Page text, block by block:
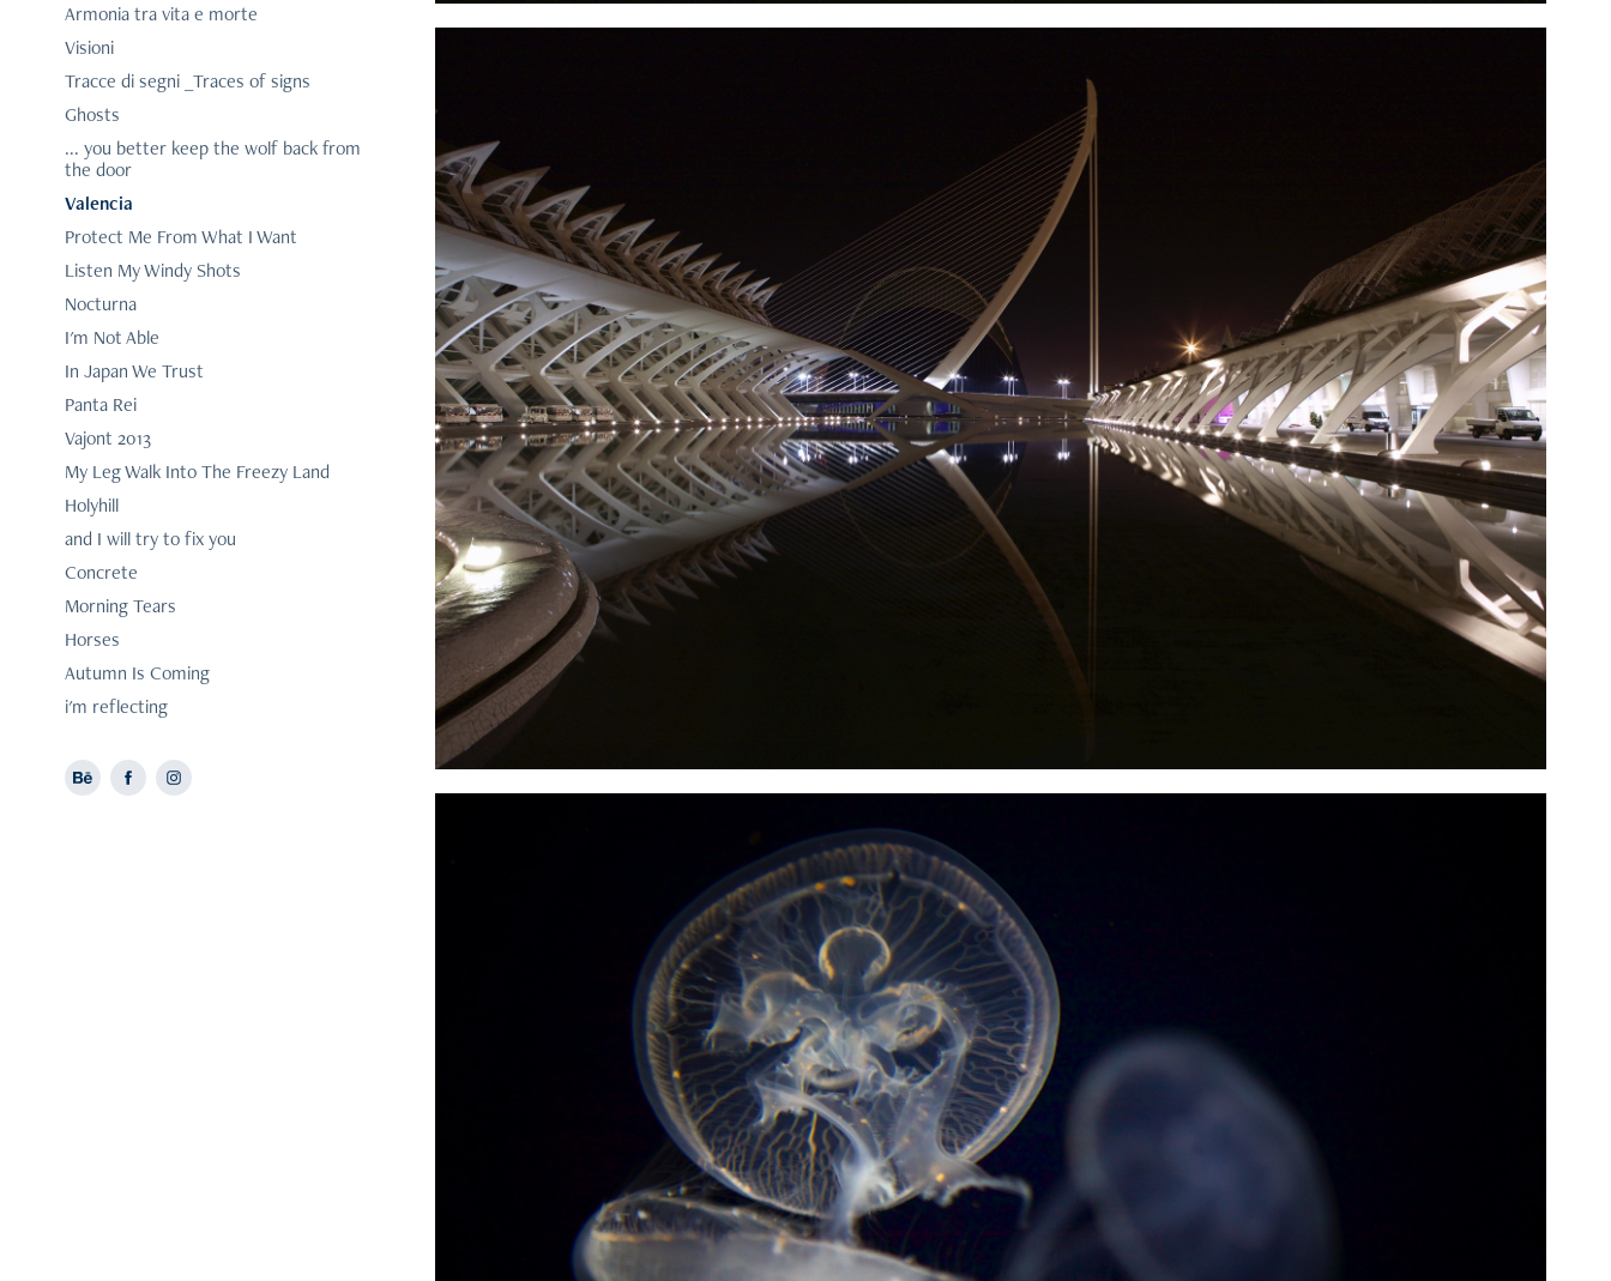
Armonia tra vita e morte
Visioni
Tracce di segni _Traces of signs
Ghosts
... you better keep the wolf back from
the door
Valencia
Protect Me From What I Want
Listen My Windy Shots
Nocturna
I'm Not Able
In Japan We Trust
Panta Rei
Vajont 2013
My Leg Walk Into The Freezy Land
Holyhill
and I will try to fix you
Concrete
Morning Tears
Horses
Autumn Is Coming
i'm reflecting